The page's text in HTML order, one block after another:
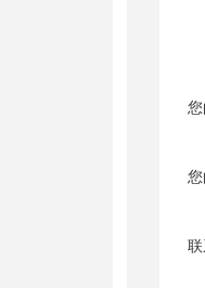
您
您
联